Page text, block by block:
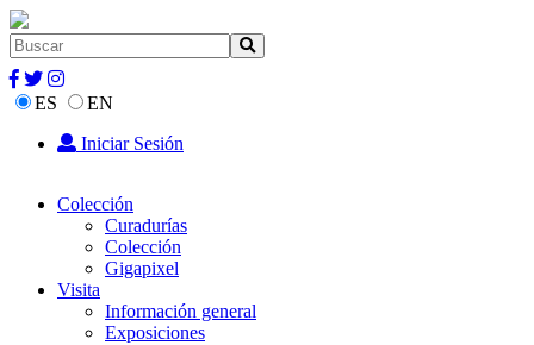
ES
EN
Iniciar Sesión
Colección
Curadurías
Colección
Gigapixel
Visita
Información general
Exposiciones